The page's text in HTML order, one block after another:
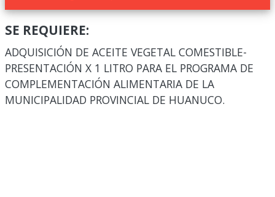
SE REQUIERE:
ADQUISICIÓN DE ACEITE VEGETAL COMESTIBLE-
PRESENTACIÓN X 1 LITRO PARA EL PROGRAMA DE
COMPLEMENTACIÓN ALIMENTARIA DE LA
MUNICIPALIDAD PROVINCIAL DE HUANUCO.